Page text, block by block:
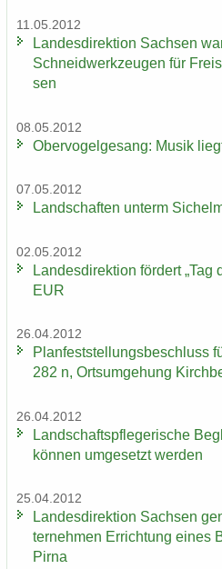
11.05.2012
Lan­des­di­rek­ti­on Sach­sen
Schneid­werk­zeu­gen für
sen
08.05.2012
Ober­vo­gel­ge­sang: Musik
07.05.2012
Land­schaf­ten un­term
02.05.2012
Lan­des­di­rek­ti­on för­dert „Tag
EUR
26.04.2012
Plan­fest­stel­lungs­be­schluss
282 n, Orts­um­ge­hung
26.04.2012
Land­schafts­pfle­ge­ri­sche
kön­nen um­ge­setzt wer­den
25.04.2012
Lan­des­di­rek­ti­on Sach­sen
ter­neh­men Er­rich­tung eines
Pirna